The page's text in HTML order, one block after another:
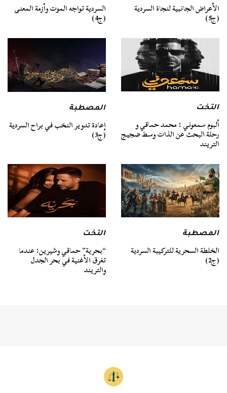
الأعراض الجانبية لنجاة السردية
(ج5)
السردية تواجه الموت وأزمة المعنى
(ج4)
التخت
ألبوم سمعوني : محمد حماقي و
رحلة البحث عن الذات وسط ضجيج
التريند
المصطبة
إعادة تدوير النخب في براح السردية
(ج3)
المصطبة
الخلطة السحرية للتركيبة السردية
(ج2)
التخت
“بحرية” حماقي وشيرين: عندما
تغرق الأغنية في بحر الجدل
والتريند